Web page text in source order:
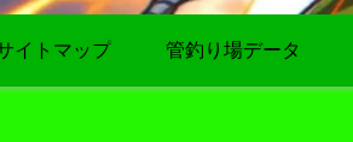
イトマップ 管釣り場データ